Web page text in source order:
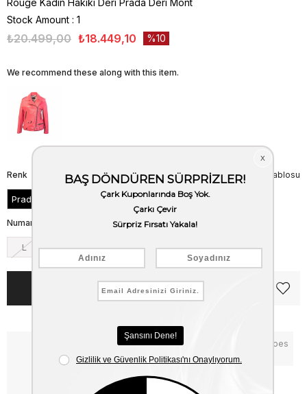
Rouge Kadın Hakiki Deri Prada Deri Mont
Stock Amount : 1
₺20.499,00 ₺18.449,10 10
We recommend these along with this item.
Beden Tablosu
Renk
Prada
Numara
L M S XS
Notify me when the price goes
down
Free Shipping